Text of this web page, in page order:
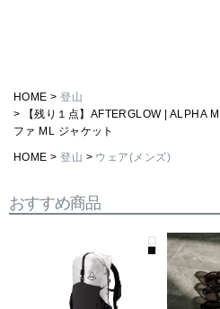
HOME
登山
【残り１点】AFTERGLOW | ALPHA
ファ ML ジャケット
HOME 登山 ウェア(メンズ)
おすすめ商品